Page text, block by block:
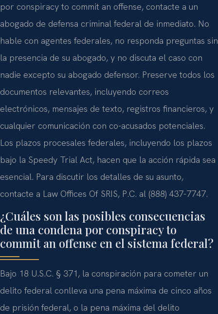
por conspiracy to commit an offense, contacte a un
abogado de defensa criminal federal de inmediato. No
hable con agentes federales, no responda preguntas sin
la presencia de su abogado, y no discuta el caso con
nadie excepto su abogado defensor. Preserve todos los
documentos relevantes, incluyendo correos
electrónicos, mensajes de texto, registros financieros, y
cualquier comunicación con co-acusados potenciales.
Los plazos procesales federales, incluyendo los plazos
bajo la Speedy Trial Act, hacen que la acción rápida sea
esencial. Para discutir los detalles de su asunto,
contacte a Law Offices Of SRIS, P.C. al (888) 437-7747.
¿Cuáles son las posibles consecuencias
de una condena por conspiracy to
commit an offense en el sistema federal?
Bajo 18 U.S.C. § 371, la conspiración para cometer un
delito federal conlleva una pena máxima de cinco años
de prisión federal, o la pena máxima del delito